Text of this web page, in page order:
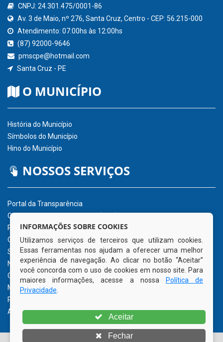
CNPJ: 24.301.475/0001-86
Av. 3 de Maio, nº 276, Santa Cruz, Centro - CEP: 56.215-000
Atendimento: 07:00hs às 12:00hs
(87) 92000-9646
pmscpe@hotmail.com
Santa Cruz - PE
O MUNICÍPIO
História do Município
Símbolos do Município
Hino do Município
NOSSOS SERVIÇOS
Portal da Transparência
Carta de Serviços ao Usuário (CSU)
Portal do Servidor
Ouvidoria Eletrônica
Serviço de Acesso à Informação – eSIC
Nota Fiscal Eletrônica – NFe
Glossário
Mapa do Site
Perguntas Frequentemente Questionadas
Acessibilidade
INFORMAÇÕES SOBRE COOKIES
Utilizamos serviços de terceiros que utilizam cookies.
Essas ferramentas nos ajudam a oferecer uma melhor
experiência de navegação. Ao clicar no botão “Aceitar”
você concorda com o uso de cookies em nosso site. Para
maiores informações, acesse a nossa
Política de
Privacidade
Aceitar
Fechar